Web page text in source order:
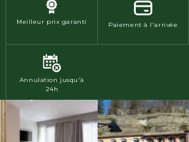
Meilleur prix garanti Paiement à l'arrivée
Annulation jusqu'à
24h